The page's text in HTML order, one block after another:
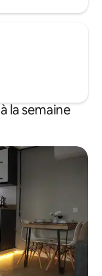
la semaine
aimés